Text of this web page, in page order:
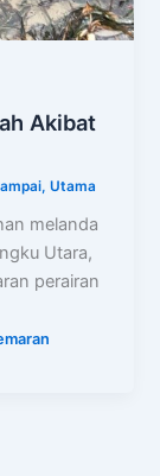
Akibat
,Utama
melanda
Utara,
perairan